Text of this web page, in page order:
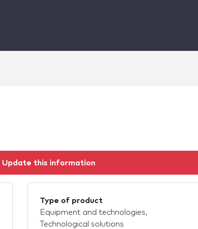
Update this information
Type of product
Equipment and technologies,
Technological solutions